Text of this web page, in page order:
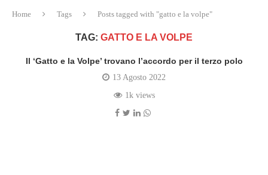
Home Tags Posts tagged with "gatto e la volpe"
TAG: GATTO E LA VOLPE
Il ‘Gatto e la Volpe’ trovano l’accordo per il terzo polo
13 Agosto 2022
1k views